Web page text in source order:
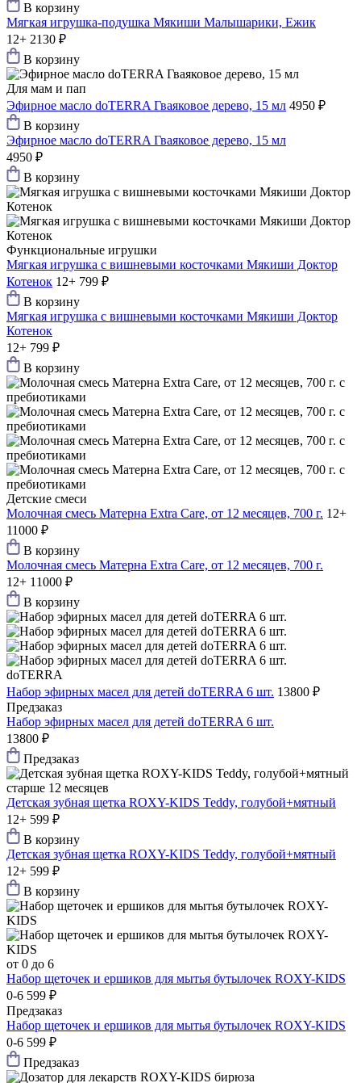
В корзину
Мягкая игрушка-подушка Мякиши Малышарики, Ежик
12+ 2130 ₽
В корзину
Для мам и пап
Эфирное масло doTERRA Гваяковое дерево, 15 мл 4950 ₽
В корзину
Эфирное масло doTERRA Гваяковое дерево, 15 мл
4950 ₽
В корзину
Функциональные игрушки
Мягкая игрушка с вишневыми косточками Мякиши Доктор
Котенок 12+ 799 ₽
В корзину
Мягкая игрушка с вишневыми косточками Мякиши Доктор
Котенок
12+ 799 ₽
В корзину
Детские смеси
Молочная смесь Матерна Extra Care, от 12 месяцев, 700 г. 12+
11000 ₽
В корзину
Молочная смесь Матерна Extra Care, от 12 месяцев, 700 г.
12+ 11000 ₽
В корзину
doTERRA
Набор эфирных масел для детей doTERRA 6 шт. 13800 ₽
Предзаказ
Набор эфирных масел для детей doTERRA 6 шт.
13800 ₽
Предзаказ
старше 12 месяцев
Детская зубная щетка ROXY-KIDS Teddy, голубой+мятный
12+ 599 ₽
В корзину
Детская зубная щетка ROXY-KIDS Teddy, голубой+мятный
12+ 599 ₽
В корзину
от 0 до 6
Набор щеточек и ершиков для мытья бутылочек ROXY-KIDS
0-6 599 ₽
Предзаказ
Набор щеточек и ершиков для мытья бутылочек ROXY-KIDS
0-6 599 ₽
Предзаказ